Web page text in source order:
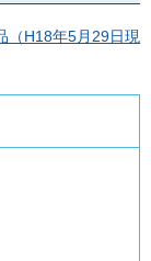
（H18年5月29日現